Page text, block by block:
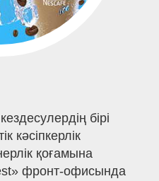
бірі
кәсіпкерлік
қоғамына
фронт-офисында